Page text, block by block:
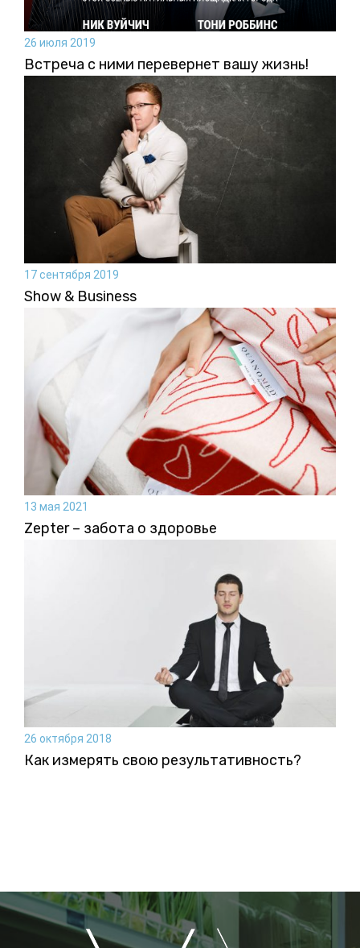
26 июля 2019
Встреча с ними перевернет вашу жизнь!
17 сентября 2019
Show & Business
13 мая 2021
Zepter – забота о здоровье
26 октября 2018
Как измерять свою результативность?